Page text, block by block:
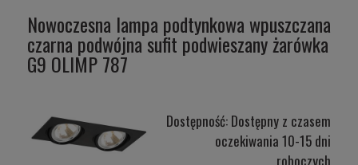
Nowoczesna lampa podtynkowa wpuszczana
czarna podwójna sufit podwieszany żarówka
G9 OLIMP 787
Dostępność: Dostępny z czasem
oczekiwania 10-15 dni
roboczych